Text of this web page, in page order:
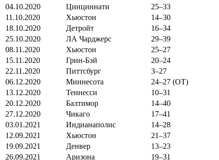
04.10.2020
Цинциннати
25–33
11.10.2020
Хьюстон
14–30
18.10.2020
Детройт
16–34
25.10.2020
ЛА Чарджерс
29–39
08.11.2020
Хьюстон
25–27
15.11.2020
Грин-Бэй
20–24
22.11.2020
Питтсбург
3–27
06.12.2020
Миннесота
24–27 (ОТ)
13.12.2020
Теннесси
10–31
20.12.2020
Балтимор
14–40
27.12.2020
Чикаго
17–41
03.01.2021
Индианаполис
14–28
12.09.2021
Хьюстон
21–37
19.09.2021
Денвер
13–23
26.09.2021
Аризона
19–31